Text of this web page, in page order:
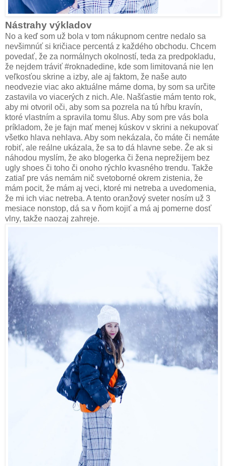
Nástrahy výkladov
No a keď som už bola v tom nákupnom centre nedalo sa
nevšimnúť si kričiace percentá z každého obchodu. Chcem
povedať, že za normálnych okolností, teda za predpokladu,
že nejdem tráviť #roknadedine, kde som limitovaná nie len
veľkosťou skrine a izby, ale aj faktom, že naše auto
neodvezie viac ako aktuálne máme doma, by som sa určite
zastavila vo viacerých z nich. Ale. Našťastie mám tento rok,
aby mi otvoril oči, aby som sa pozrela na tú hŕbu kravín,
ktoré vlastním a spravila tomu šlus. Aby som pre vás bola
príkladom, že je fajn mať menej kúskov v skrini a nekupovať
všetko hlava nehlava. Aby som nekázala, čo máte či nemáte
robiť, ale reálne ukázala, že sa to dá hlavne sebe. Že ak si
náhodou myslím, že ako blogerka či žena neprežijem bez
ugly shoes či toho či onoho rýchlo kvasného trendu. Takže
zatiaľ pre vás nemám nič svetoborné okrem zistenia, že
mám pocit, že mám aj veci, ktoré mi netreba a uvedomenia,
že mi ich viac netreba. A tento oranžový sveter nosím už 3
mesiace nonstop, dá sa v ňom kojiť a má aj pomerne dosť
vlny, takže naozaj zahreje.